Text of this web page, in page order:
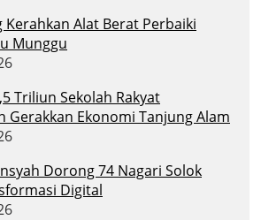
Kerahkan Alat Berat Perbaiki
Munggu
Triliun Sekolah Rakyat
Gerakkan Ekonomi Tanjung Alam
Dorong 74 Nagari Solok
Digital